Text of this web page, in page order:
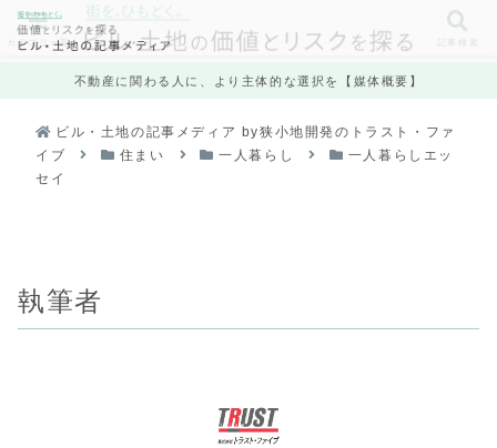
不動産に関わる人に、より主体的な選択を【媒体概要】
ビル・土地の記事メディア by狭小地開発のトラスト・ファ
イブ
住まい 一人暮らし
一人暮らしエッ
セイ
執筆者
カテゴリ一覧